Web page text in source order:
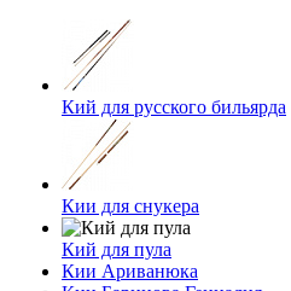
Кий для русского бильярда
Кии для снукера
Кий для пула
Кии Ариванюка